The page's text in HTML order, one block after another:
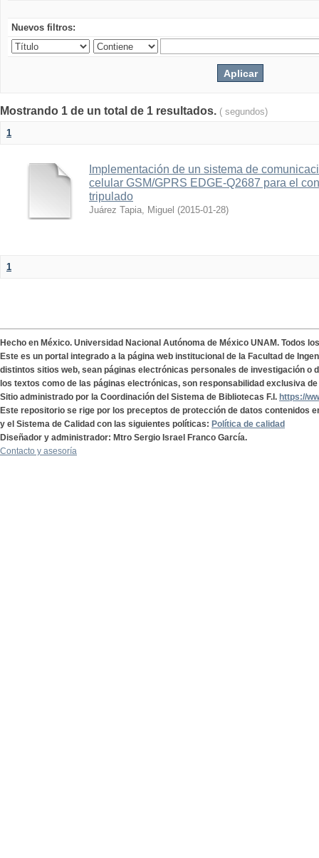
Nuevos filtros:
Mostrando 1 de un total de 1 resultados. ( segundos)
1
Implementación de un sistema de
celular GSM/GPRS EDGE-Q2687 para el
tripulado
Juárez Tapia, Miguel (2015-01-28)
1
Hecho en México. Universidad Nacional Autónoma de México UNAM. Todos
Este es un portal integrado a la página web institucional de la Facultad de
distintos sitios web, sean páginas electrónicas personales de investigación o
los textos como de las páginas electrónicas, son responsabilidad exclusiva
Sitio administrado por la Coordinación del Sistema de Bibliotecas F.I. https://
Este repositorio se rige por los preceptos de protección de datos contenidos
y el Sistema de Calidad con las siguientes políticas: Política de calidad
Diseñador y administrador: Mtro Sergio Israel Franco García.
Contacto y asesoría